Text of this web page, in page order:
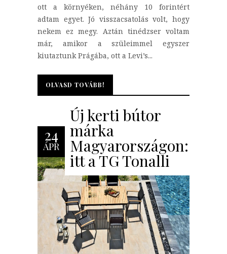
ott a környéken, néhány 10 forintért
adtam egyet. Jó visszacsatolás volt, hogy
nekem ez megy. Aztán tinédzser voltam
már, amikor a szüleimmel egyszer
kiutaztunk Prágába, ott a Levi’s...
OLVASD TOVÁBB!
OLVASD TOVÁBB!
24
ÁPR
Új kerti bútor
márka
Magyarországon:
itt a TG Tonalli